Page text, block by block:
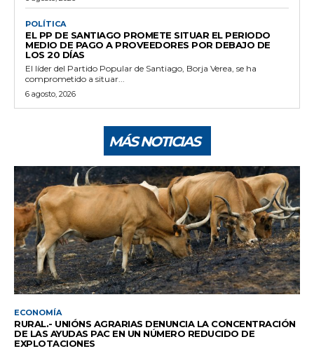
POLÍTICA
EL PP DE SANTIAGO PROMETE SITUAR EL PERIODO
MEDIO DE PAGO A PROVEEDORES POR DEBAJO DE
LOS 20 DÍAS
El líder del Partido Popular de Santiago, Borja Verea, se ha
comprometido a situar...
6 agosto, 2026
MÁS NOTICIAS
ECONOMÍA
RURAL.- UNIÓNS AGRARIAS DENUNCIA LA CONCENTRACIÓN
DE LAS AYUDAS PAC EN UN NÚMERO REDUCIDO DE
EXPLOTACIONES